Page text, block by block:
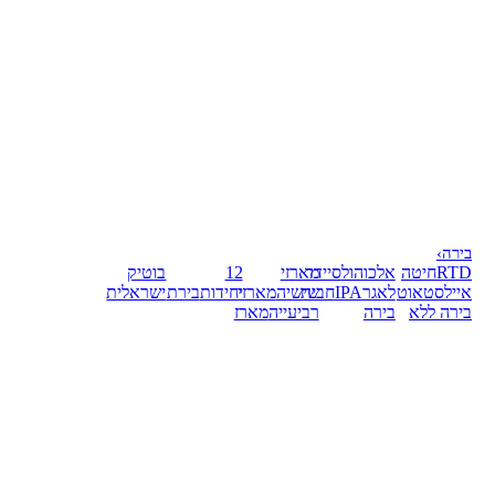
בירה›
RTDחיטה
איילסטאוט
בירה ללא
אלכוהולסיידר
לאגרIPAחבית
בירה
מארזי
שישיהמארזי
רביעייהמארז
12
יחידותבירת
בוטיק
ישראלית